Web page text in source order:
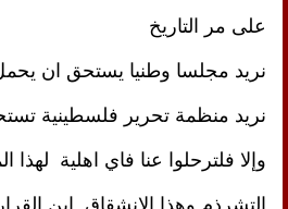
على مر التاريخ
نريد مجلسا وطنيا يستحق ان
نريد منظمة تحرير فلسطينية